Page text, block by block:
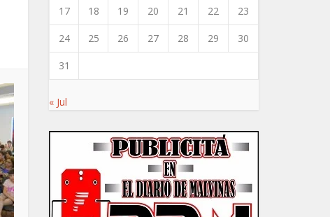
17 18 19 20 21 22 23
24 25 26 27 28 29 30
31
« Jul